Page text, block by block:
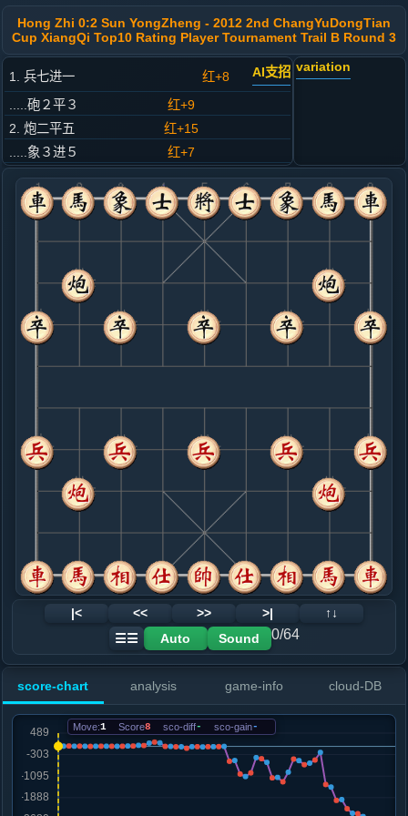
Hong Zhi 0:2 Sun YongZheng - 2012 2nd ChangYuDongTian
Cup XiangQi Top10 Rating Player Tournament Trail B Round 3
1. 兵七进一 红+8 AI支招
.....砲２平３
红+9
2. 炮二平五
红+15
.....象３进５
红+7
3. 仕六进五
红+9
.....卒７进１
红+5
4. 炮五进四
红+0
.....士４进５
红+5
5. 车一进二
红+7
.....马８进７
6. 炮五退一
红+5
.....车９平８
红+4
卒９进１
7. 车一平六
红+6
8. 马二进一
红+14
.....卒７进１
红+39
马６进５
9. 马八进七
红+32
.....马６进５
10. 车六进一
红+159
.....马５进６
红+129
红+0
马七进六
.....马６退８
红+0
12. 相七进五
黑+14
马七进六
黑+14
13. 马七进六
黑+68
兵三进一
兵三进一
.....卒３进１
黑+19
15. 炮五进一
黑+10
.....车８进１
16. 马六进七
variation
|< << >> >|
↑↓
☰☰
Auto Sound 0/64
score-chart analysis game-info cloud-DB
Move:1 Score8 sco-diff- sco-gain-